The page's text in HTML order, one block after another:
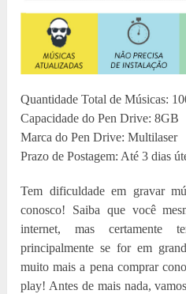
Quantidade Total de Músicas:
Capacidade do Pen Drive: 8GB
Marca do Pen Drive: Multilaser
Prazo de Postagem: Até 3 dias
Tem dificuldade em gravar
conosco! Saiba que você
internet, mas certamente
principalmente se for em
muito mais a pena comprar
play! Antes de mais nada,